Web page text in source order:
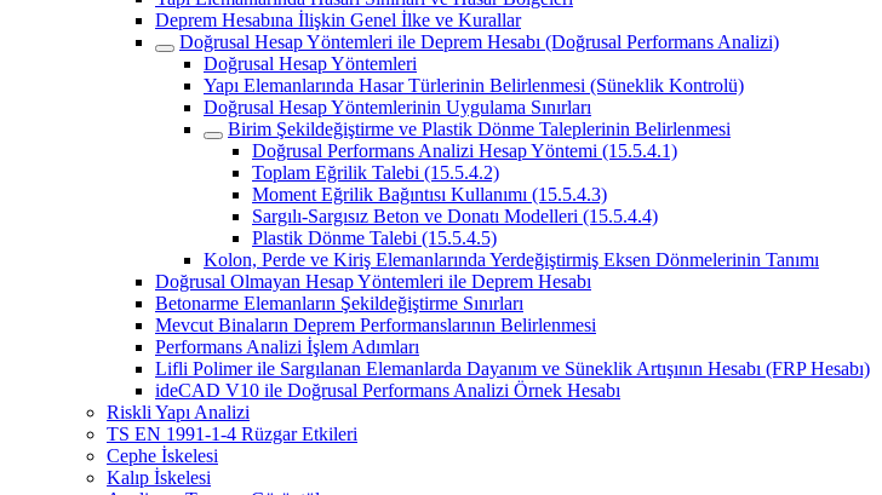
Deprem Hesabına İlişkin Genel İlke ve Kurallar
Doğrusal Hesap Yöntemleri ile Deprem Hesabı (Doğrusal Performans Analizi)
Doğrusal Hesap Yöntemleri
Yapı Elemanlarında Hasar Türlerinin Belirlenmesi (Süneklik Kontrolü)
Doğrusal Hesap Yöntemlerinin Uygulama Sınırları
Birim Şekildeğiştirme ve Plastik Dönme Taleplerinin Belirlenmesi
Doğrusal Performans Analizi Hesap Yöntemi (15.5.4.1)
Toplam Eğrilik Talebi (15.5.4.2)
Moment Eğrilik Bağıntısı Kullanımı (15.5.4.3)
Sargılı-Sargısız Beton ve Donatı Modelleri (15.5.4.4)
Plastik Dönme Talebi (15.5.4.5)
Kolon, Perde ve Kiriş Elemanlarında Yerdeğiştirmiş Eksen Dönmelerinin Tanımı
Doğrusal Olmayan Hesap Yöntemleri ile Deprem Hesabı
Betonarme Elemanların Şekildeğiştirme Sınırları
Mevcut Binaların Deprem Performanslarının Belirlenmesi
Performans Analizi İşlem Adımları
Lifli Polimer ile Sargılanan Elemanlarda Dayanım ve Süneklik Artışının Hesabı (FRP Hesabı)
ideCAD V10 ile Doğrusal Performans Analizi Örnek Hesabı
Riskli Yapı Analizi
TS EN 1991-1-4 Rüzgar Etkileri
Cephe İskelesi
Kalıp İskelesi